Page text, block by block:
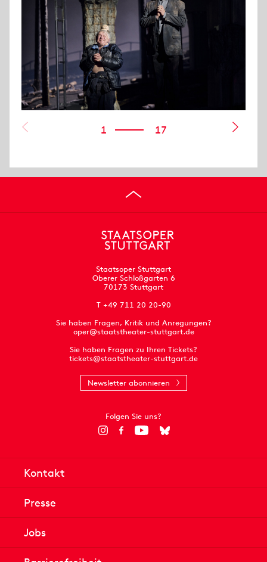
1 17
Staatsoper Stuttgart
Oberer Schloßgarten 6
70173 Stuttgart
T +49 711 20 20-90
Sie haben Fragen, Kritik und Anregungen?
oper@staatstheater-stuttgart.de
Sie haben Fragen zu Ihren Tickets?
tickets@staatstheater-stuttgart.de
Newsletter abonnieren
Folgen Sie uns?
Kontakt
Presse
Jobs